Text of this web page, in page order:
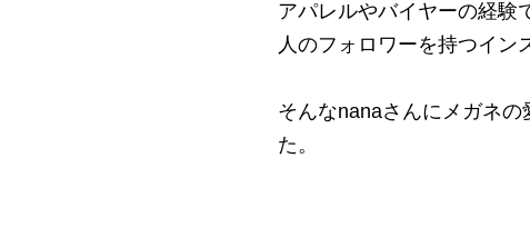
アパレルやバイヤーの経験
人のフォロワーを持つイン
そんなnanaさんにメガネ
た。